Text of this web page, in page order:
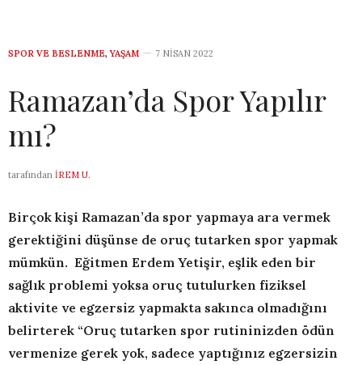
SPOR VE BESLENME, YAŞAM 7 NISAN 2022
Ramazan’da Spor Yapılır
mı?
tarafından İREM U.
Birçok kişi Ramazan’da spor yapmaya ara vermek
gerektiğini düşünse de oruç tutarken spor yapmak
mümkün. Eğitmen Erdem Yetişir, eşlik eden bir
sağlık problemi yoksa oruç tutulurken fiziksel
aktivite ve egzersiz yapmakta sakınca olmadığını
belirterek “Oruç tutarken spor rutininizden ödün
vermenize gerek yok, sadece yaptığınız egzersizin